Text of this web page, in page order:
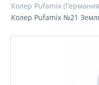
Колер Pufamix
Колер Pufamix №21